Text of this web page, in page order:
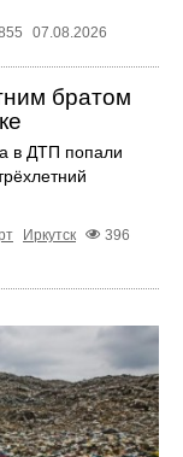
07.08.2026
братом
в ДТП попали
Иркутск
396